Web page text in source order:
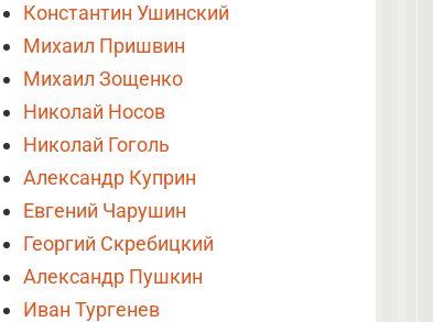
Константин Ушинский
Михаил Пришвин
Михаил Зощенко
Николай Носов
Николай Гоголь
Александр Куприн
Евгений Чарушин
Георгий Скребицкий
Александр Пушкин
Иван Тургенев